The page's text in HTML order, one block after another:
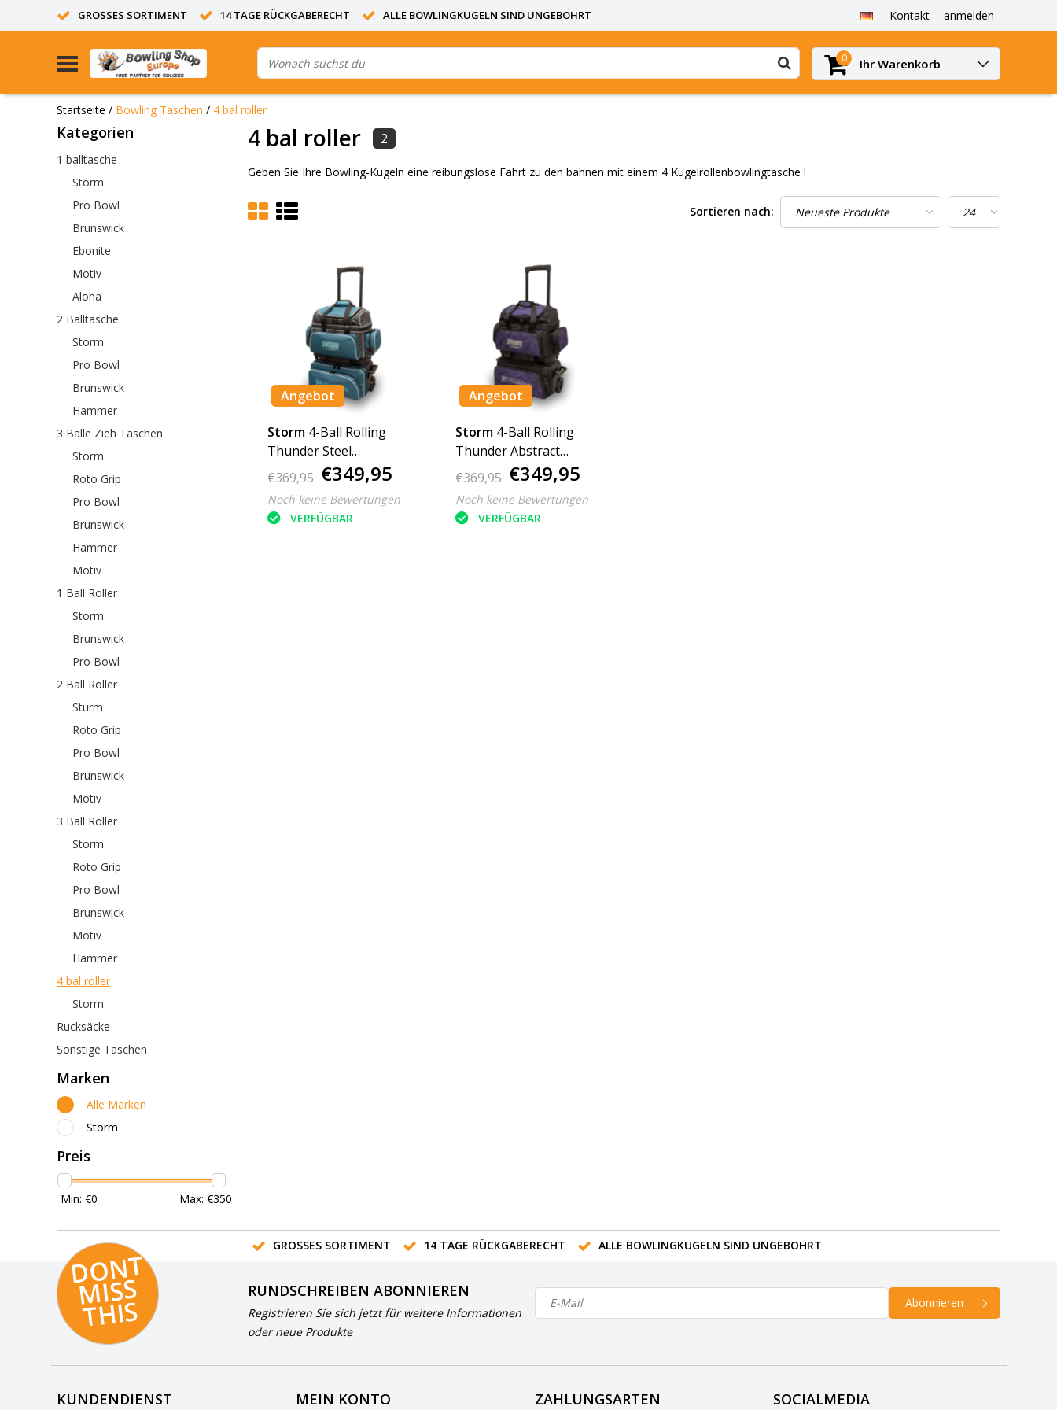
GROSSES SORTIMENT 14 TAGE RÜCKGABERECHT ALLE BOWLINGKUGELN SIND UNGEBOHRT Kontakt anmelden
0 Ihr Warenkorb
Startseite / Bowling Taschen / 4 bal roller
Kategorien
1 balltasche
Storm
Pro Bowl
Brunswick
Ebonite
Motiv
Aloha
2 Balltasche
Storm
Pro Bowl
Brunswick
Hammer
3 Bälle Zieh Taschen
Storm
Roto Grip
Pro Bowl
Brunswick
Hammer
Motiv
1 Ball Roller
Storm
Brunswick
Pro Bowl
2 Ball Roller
Sturm
Roto Grip
Pro Bowl
Brunswick
Motiv
3 Ball Roller
Storm
Roto Grip
Pro Bowl
Brunswick
Motiv
Hammer
4 bal roller
Storm
Rucksäcke
Sonstige Taschen
Marken
Alle Marken
Storm
Preis
Min: €0 Max: €350
4 bal roller 2
Geben Sie Ihre Bowling-Kugeln eine reibungslose Fahrt zu den bahnen mit einem 4 Kugelrollenbowlingtasche !
Sortieren nach:
Angebot
Storm 4-Ball Rolling
Thunder Steel
Blue/Black
€369,95 €349,95
Noch keine Bewertungen
VERFÜGBAR
Angebot
Storm 4-Ball Rolling
Thunder Abstract
Purple/Black
€369,95 €349,95
Noch keine Bewertungen
VERFÜGBAR
GROSSES SORTIMENT 14 TAGE RÜCKGABERECHT ALLE BOWLINGKUGELN SIND UNGEBOHRT
D
O
N
T
MI
S
S
T
HI
S
RUNDSCHREIBEN ABONNIEREN
Registrieren Sie sich jetzt für weitere Informationen
oder neue Produkte
Abonnieren
KUNDENDIENST MEIN KONTO ZAHLUNGSARTEN SOCIALMEDIA